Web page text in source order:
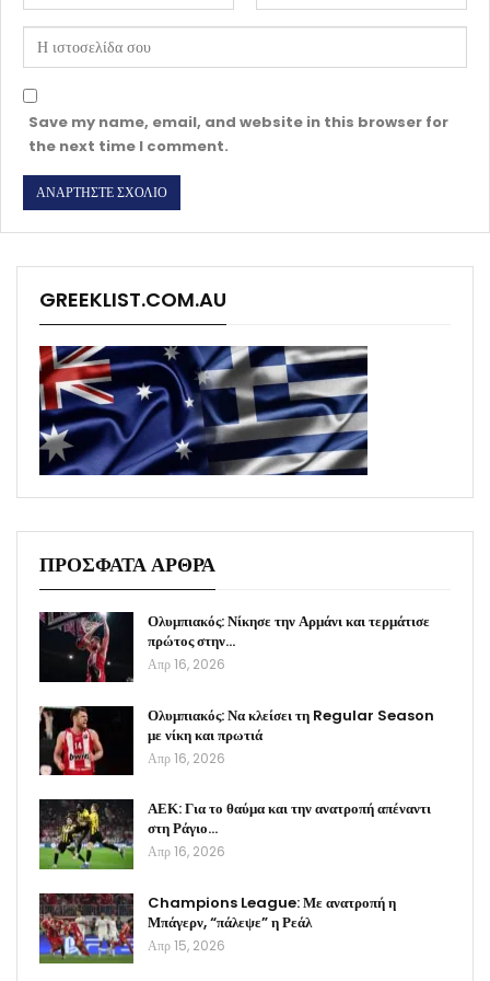
Save my name, email, and website in this browser for
the next time I comment.
GREEKLIST.COM.AU
ΠΡΟΣΦΑΤΑ ΑΡΘΡΑ
Ολυμπιακός: Νίκησε την Αρμάνι και τερμάτισε
πρώτος στην…
Απρ 16, 2026
Ολυμπιακός: Να κλείσει τη Regular Season
με νίκη και πρωτιά
Απρ 16, 2026
ΑΕΚ: Για το θαύμα και την ανατροπή απέναντι
στη Ράγιο…
Απρ 16, 2026
Champions League: Με ανατροπή η
Μπάγερν, “πάλεψε” η Ρεάλ
Απρ 15, 2026